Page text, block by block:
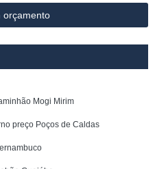
orçamento
Mogi Mirim
preço Poços de Caldas